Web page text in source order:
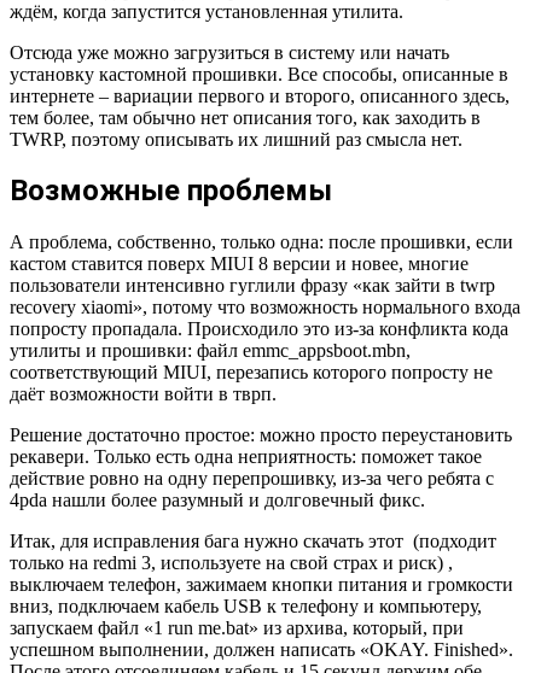
ждём, когда запустится установленная утилита.
Отсюда уже можно загрузиться в систему или начать
установку кастомной прошивки. Все способы, описанные в
интернете – вариации первого и второго, описанного здесь,
тем более, там обычно нет описания того, как заходить в
TWRP, поэтому описывать их лишний раз смысла нет.
Возможные проблемы
А проблема, собственно, только одна: после прошивки, если
кастом ставится поверх MIUI 8 версии и новее, многие
пользователи интенсивно гуглили фразу «как зайти в twrp
recovery xiaomi», потому что возможность нормального входа
попросту пропадала. Происходило это из-за конфликта кода
утилиты и прошивки: файл emmc_appsboot.mbn,
соответствующий MIUI, перезапись которого попросту не
даёт возможности войти в тврп.
Решение достаточно простое: можно просто переустановить
рекавери. Только есть одна неприятность: поможет такое
действие ровно на одну перепрошивку, из-за чего ребята с
4pda нашли более разумный и долговечный фикс.
Итак, для исправления бага нужно скачать этот (подходит
только на redmi 3, используете на свой страх и риск) ,
выключаем телефон, зажимаем кнопки питания и громкости
вниз, подключаем кабель USB к телефону и компьютеру,
запускаем файл «1 run me.bat» из архива, который, при
успешном выполнении, должен написать «OKAY. Finished».